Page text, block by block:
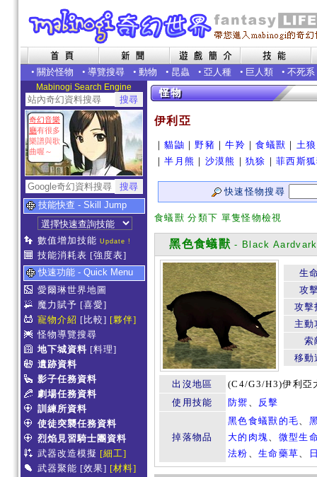
• 關於怪物 • 導覽搜尋 • 動物 • 昆蟲 • 亞人種 • 巨人類 • 不死系
Mabinogi Search Engine
奇幻音樂
廳有很多
樂譜與歌
曲喔～
技能快查 - Skill Jump
數值增加技能 Update !
技能消耗表 [強度表]
快速功能 - Quick Menu
愛爾琳世界地圖
魔力賦予 [喜愛]
寵物介紹 [比較] [夥伴]
怪物導覽搜尋
地下城資料 [料理]
遺跡資料
影子任務資料
劇場任務資料
訓練所資料
使徒突襲任務資料
烈焰見習騎士團資料
武器改造模擬 [細工]
武器聚能 [效果] [材料]
伊利亞
｜貓鼬 ｜野豬 ｜牛羚 ｜食蟻獸 ｜ 土狼
｜半月熊 ｜ 沙漠熊 ｜犰狳 ｜菲西斯
快速怪物搜尋
食蟻獸 分類下 單隻怪物檢視
黑色食蟻獸 - Black Aardvark
生
攻
攻擊
主動
索
移動
出沒地區
(C4/G3/H3)伊利亞
使用技能
防禦 、 反擊
掉落物品
黑色食蟻獸的毛、
大的肉塊、 微型生
法粉 、生命藥草、